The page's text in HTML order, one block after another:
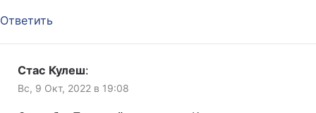
Ответить
Стас Кулеш:
Вс, 9 Окт, 2022 в 19:08